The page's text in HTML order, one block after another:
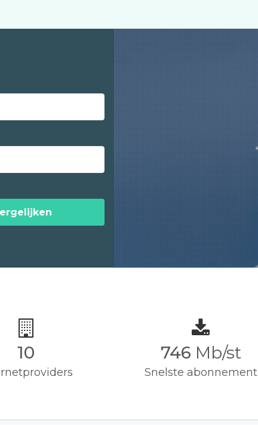
10 750 Mb/st
Snelste abonnement